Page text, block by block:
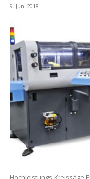
9. Juni 2018
Hochleistungs-Kreissäge